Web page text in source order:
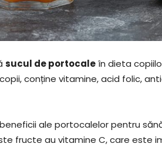
sucul de portocaleîn dieta
conține vitamine, acid folic,
ale portocalelor pentru
fructe au vitamine C, care este